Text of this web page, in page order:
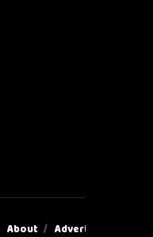
About Advertise